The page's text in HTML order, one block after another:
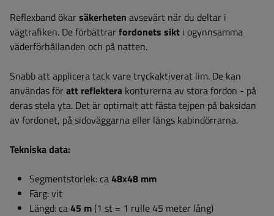
Reflexband ökarsäkerheten avsevärt när du deltar i
vägtrafiken. De förbättrarfordonets sikt i ogynnsamma
väderförhållanden och på natten.
Snabb att applicera tack vare tryckaktiverat lim. De kan
användas föratt reflektera konturerna av stora fordon - på
deras stela yta. Det är optimalt att fästa tejpen på baksidan
av fordonet, på sidoväggarna eller längs kabindörrarna.
Tekniska data:
Segmentstorlek: ca48x48 mm
Färg: vit
Längd: ca45 m (1 st = 1 rulle 45 meter lång)